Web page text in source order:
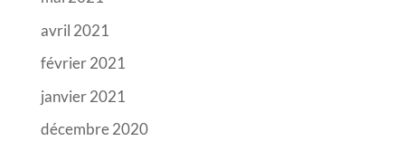
avril 2021
février 2021
janvier 2021
décembre 2020